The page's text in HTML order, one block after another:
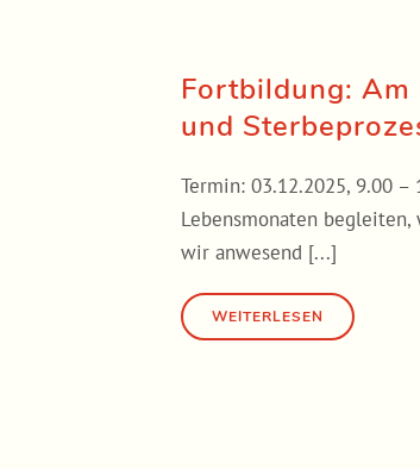
Fortbildung: Am
und
Termin: 03.12.2025, 9.00
Lebensmonaten
wir anwesend [...]